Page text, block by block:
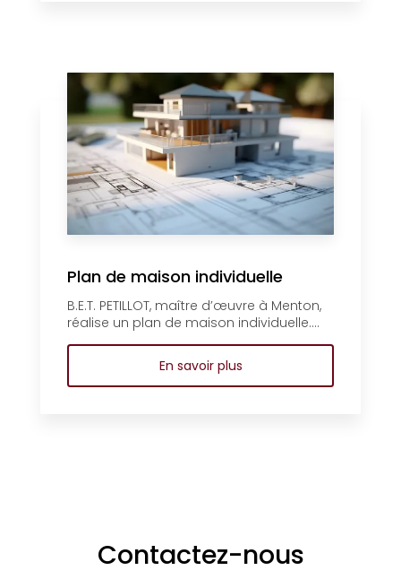
Plan de maison individuelle
B.E.T. PETILLOT, maître d’œuvre à Menton,
réalise un plan de maison individuelle....
En savoir plus
Contactez-nous